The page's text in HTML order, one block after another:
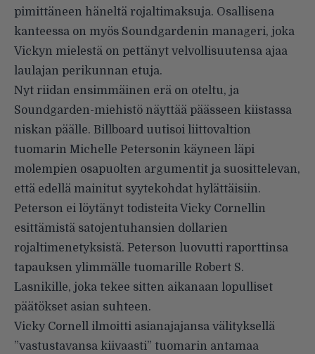
pimittäneen häneltä rojaltimaksuja. Osallisena
kanteessa on myös Soundgardenin manageri, joka
Vickyn mielestä on pettänyt velvollisuutensa ajaa
laulajan perikunnan etuja.
Nyt riidan ensimmäinen erä on oteltu, ja
Soundgarden-miehistö näyttää päässeen kiistassa
niskan päälle. Billboard uutisoi liittovaltion
tuomarin Michelle Petersonin käyneen läpi
molempien osapuolten argumentit ja suosittelevan,
että edellä mainitut syytekohdat hylättäisiin.
Peterson ei löytänyt todisteita Vicky Cornellin
esittämistä satojentuhansien dollarien
rojaltimenetyksistä. Peterson luovutti raporttinsa
tapauksen ylimmälle tuomarille Robert S.
Lasnikille, joka tekee sitten aikanaan lopulliset
päätökset asian suhteen.
Vicky Cornell ilmoitti asianajajansa välityksellä
”vastustavansa kiivaasti” tuomarin antamaa